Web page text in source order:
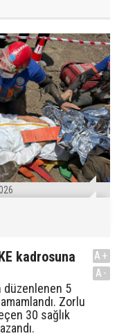
kadrosuna
düzenlenen 5
Zorlu
30 sağlık
A+
A-